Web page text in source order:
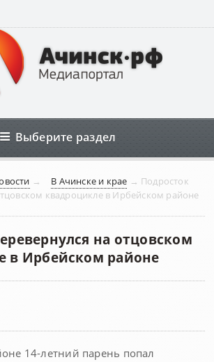
Выберите раздел
→ В Ачинске и крае → Подросток
квадроцикле в Ирбейском районе
на отцовском
в Ирбейском районе
14-летний парень попал